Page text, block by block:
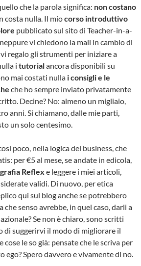
che la parola significa: non costano
costa nulla. Il miocorso introduttivo
pubblicato sul sito di Teacher-in-a-
vi chiedono la mail in cambio di
regalo gli strumenti per iniziare a
i tutorialancora disponibili su
mai costati nulla i consigli e le
che ho sempre inviato privatamente
Decine? No: almeno un migliaio,
anni. Si chiamano, dalle mie parti,
un solo centesimo.
poco, nella logica del business, che
per €5 al mese, se andate in edicola,
Reflex e leggere i miei articoli,
validi. Di nuovo, per etica
qui sul blog anche se potrebbero
senso avrebbe, in quel caso, darli a
Se non è chiaro, sono scritti
di suggerirvi il modo di migliorare il
le so già: pensate che le scriva per
ego? Spero davvero e vivamente di no.